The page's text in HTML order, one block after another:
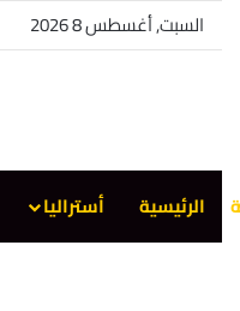
السبت, أغسطس 8 2026
الرئيسية أستراليا